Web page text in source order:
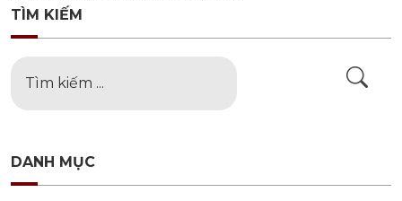
TÌM KIẾM
DANH MỤC